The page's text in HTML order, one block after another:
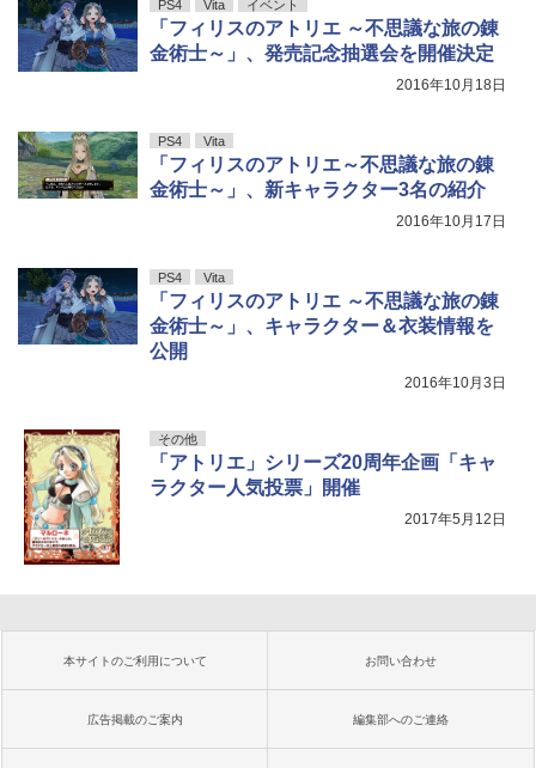
PS4 Vita イベント
「フィリスのアトリエ ～不思議な旅の錬
金術士～」、発売記念抽選会を開催決定
2016年10月18日
PS4 Vita
「フィリスのアトリエ～不思議な旅の錬
金術士～」、新キャラクター3名の紹介
2016年10月17日
PS4 Vita
「フィリスのアトリエ ～不思議な旅の錬
金術士～」、キャラクター＆衣装情報を
公開
2016年10月3日
その他
「アトリエ」シリーズ20周年企画「キャ
ラクター人気投票」開催
2017年5月12日
本サイトのご利用について お問い合わせ
広告掲載のご案内 編集部へのご連絡